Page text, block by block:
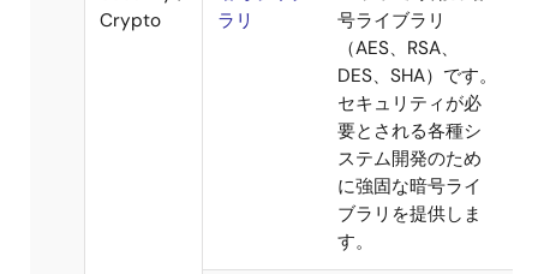
基づくWi-SUNプロ
ファイルの無線通
信プロトコルを実
現します。
*FITには準拠しており
ません。
RXファミリ用の
TCP/IPプロトコル